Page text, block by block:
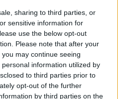
sharing to third parties, or
sensitive information for
use the below opt-out
Please note that after your
may continue seeing
information utilized by
to third parties prior to
opt-out of the further
by third parties on the
tantárgyanként és
tárgyakból a szóbeli érettségin
érettségi 50 pontot ér;